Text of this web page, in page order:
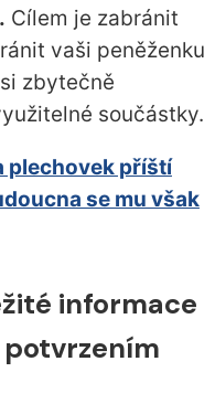
Cílem je zabránit
vaši peněženku
zbytečně
součástky.
plechovek příští
se mu však
informace